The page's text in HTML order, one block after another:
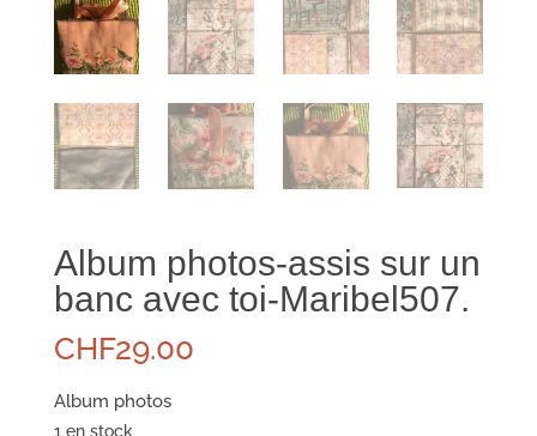
Album photos-assis sur un
banc avec toi-Maribel507.
CHF29.00
Album photos
1 en stock